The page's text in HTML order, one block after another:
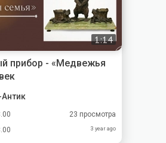
1:14
прибор - «Медвежья
23 просмотра
3 year ago